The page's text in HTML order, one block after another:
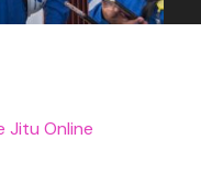
Jitu Online